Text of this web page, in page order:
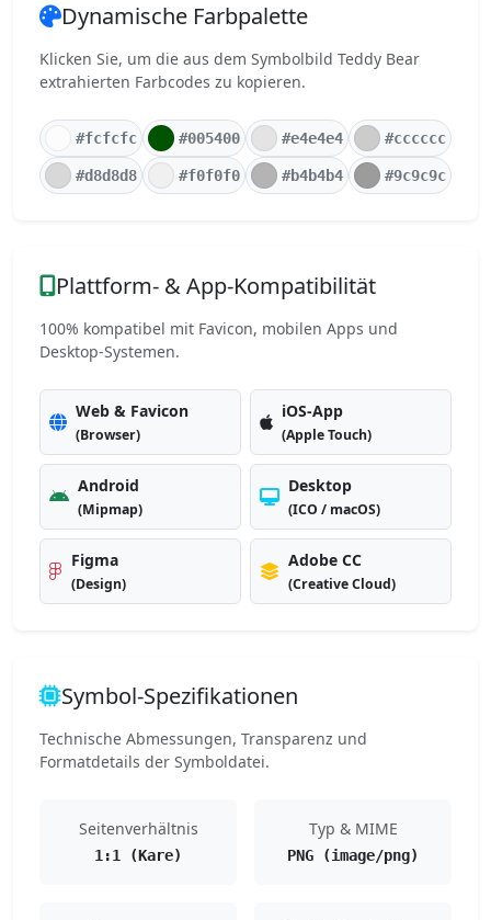
Dynamische Farbpalette
Klicken Sie, um die aus dem Symbolbild Teddy Bear
extrahierten Farbcodes zu kopieren.
#fcfcfc #005400 #e4e4e4 #cccccc
#d8d8d8 #f0f0f0 #b4b4b4 #9c9c9c
Plattform- & App-Kompatibilität
100% kompatibel mit Favicon, mobilen Apps und
Desktop-Systemen.
Web & Favicon
(Browser)
iOS-App
(Apple Touch)
Android
(Mipmap)
Desktop
(ICO / macOS)
Figma
(Design)
Adobe CC
(Creative Cloud)
Symbol-Spezifikationen
Technische Abmessungen, Transparenz und
Formatdetails der Symboldatei.
Seitenverhältnis
1:1 (Kare)
Typ & MIME
PNG (image/png)